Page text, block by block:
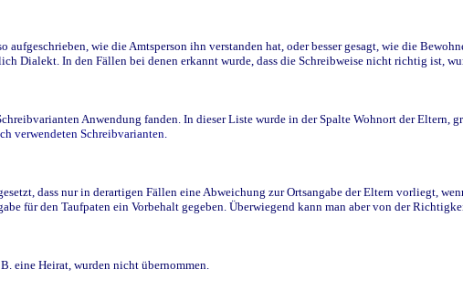
wie die Amtsperson ihn verstanden hat, oder besser gesagt, wie die
Dialekt. In den Fällen bei denen erkannt wurde, dass die Schreibweise nicht richtig ist,
Anwendung fanden. In dieser Liste wurde in der Spalte Wohnort der Eltern,
verwendeten Schreibvarianten.
dass nur in derartigen Fällen eine Abweichung zur Ortsangabe der Eltern vorliegt,
für den Taufpaten ein Vorbehalt gegeben. Überwiegend kann man aber von der
eine Heirat, wurden nicht übernommen.